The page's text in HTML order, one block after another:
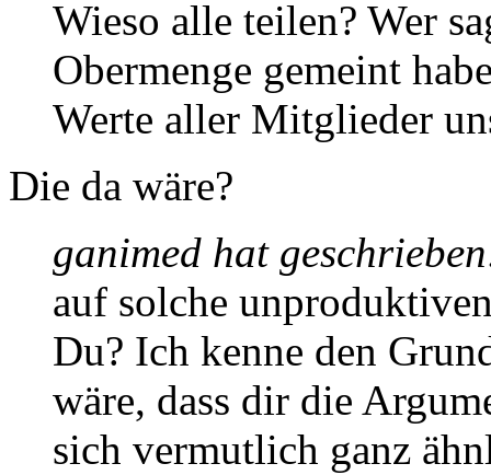
Wieso alle teilen? Wer
Obermenge gemeint
Werte aller Mitglieder
Die da wäre?
ganimed hat
auf solche
Du? Ich kenne den
wäre, dass dir die
sich vermutlich ganz